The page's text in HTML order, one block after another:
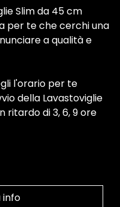
Slim da 45 cm
per te che cerchi una
a qualità e
l'orario per te
della Lavastoviglie
ritardo di 3, 6, 9 ore
info